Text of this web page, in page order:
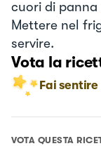
cuori di
Mettere nel
servire.
Vota la
Fai
VOTA QUESTA